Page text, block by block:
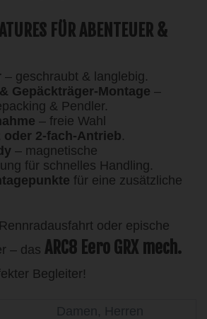
FÜR ABENTEUER &
– geschraubt & langlebig.
Gepäckträger-Montage –
& Pendler.
– freie Wahl
oder 2-fach-Antrieb.
– magnetische
für schnelles Handling.
für eine zusätzliche
oder epische
– das ARC8 Eero GRX mech.
Begleiter!
Damen, Herren